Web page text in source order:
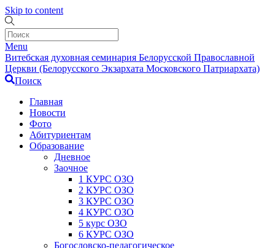
Skip to content
Menu
Витебская духовная семинария Белорусской Православной
Церкви (Белорусского Экзархата Московского Патриархата)
Поиск
Главная
Новости
Фото
Абитуриентам
Образование
Дневное
Заочное
1 КУРС ОЗО
2 КУРС ОЗО
3 КУРС ОЗО
4 КУРС ОЗО
5 курс ОЗО
6 КУРС ОЗО
Богословско-педагогическое